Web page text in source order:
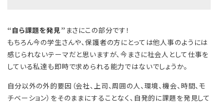
“自ら課題を発見” まさにこの部分です！
もちろん今の学生さんや、保護者の方にとっては他人事のようには
感じられないテーマだと思いますが、今まさに社会人として仕事を
している私達も即時で求められる能力ではないでしょうか。
自分以外の外的要因（会社、上司、周囲の人、環境、機会、時間、モ
チベーション）をそのままにすることなく、自発的に課題を発見して